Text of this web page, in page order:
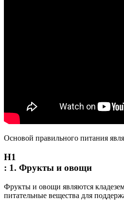
Основой правильного питания
H1
: 1. Фрукты и овощи
Фрукты и овощи являются
питательные вещества для